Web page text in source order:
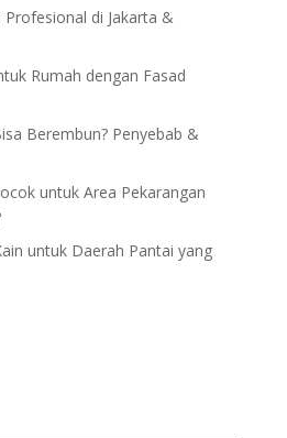
di Jakarta &
Rumah dengan Fasad
Berembun? Penyebab &
untuk Area Pekarangan
untuk Daerah Pantai yang